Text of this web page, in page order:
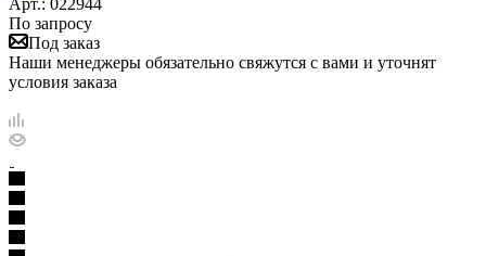
По запросу
Под заказ
Наши менеджеры обязательно свяжутся с вами и уточнят
условия заказа